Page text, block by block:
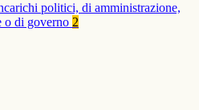
politici, di amministrazione,
o di governo 2